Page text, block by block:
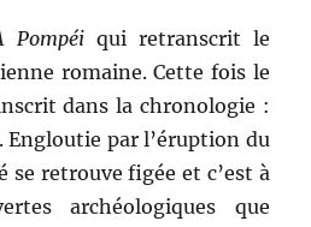
Pompéi qui retranscrit le
romaine. Cette fois le
dans la chronologie :
Engloutie par l’éruption du
se retrouve figée et c’est à
archéologiques que